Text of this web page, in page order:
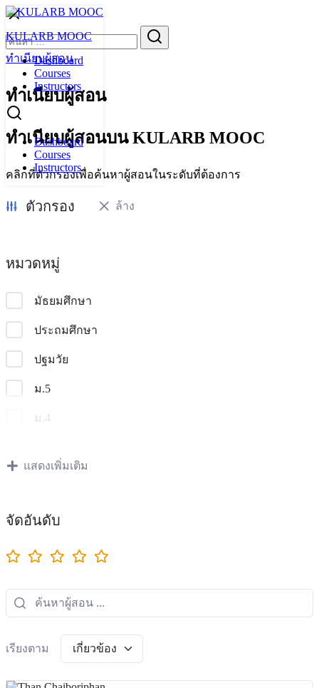
Skip
content
KULARB MOOC
Dashboard
Courses
Instructors
Dashboard
Courses
Instructors
Search
for:
ทำเนียบผู้สอน
ทำเนียบผู้สอน
ทำเนียบผู้สอนบน KULARB MOOC
คลิกที่ตัวกรองเพื่อค้นหาผู้สอนในระดับที่ต้องการ
ตัวกรอง ล้าง
หมวดหมู่
มัธยมศึกษา
ประถมศึกษา
ปฐมวัย
ม.5
ม.4
ป.1
ป.2
ป.3
ป.5
แสดงเพิ่มเติม
จัดอันดับ
เรียงตาม